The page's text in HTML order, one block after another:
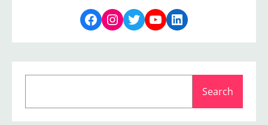
Facebook Instagram Twitter YouTube LinkedIn
a
Search